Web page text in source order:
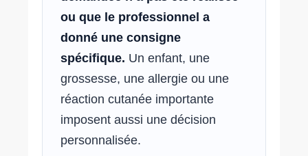
ou que le professionnel a
donné une consigne
spécifique. Un enfant, une
grossesse, une allergie ou une
réaction cutanée importante
imposent aussi une décision
personnalisée.